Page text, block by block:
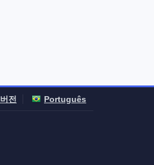
전 Português